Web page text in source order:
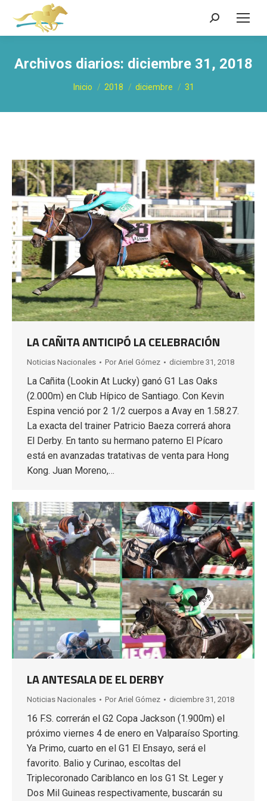
Buscar:
Archivos diarios: diciembre 31, 2018
Estás aquí:
Inicio 2018 diciembre 31
LA CAÑITA ANTICIPÓ LA CELEBRACIÓN
Noticias Nacionales Por Ariel Gómez diciembre 31, 2018
La Cañita (Lookin At Lucky) ganó G1 Las Oaks
(2.000m) en Club Hípico de Santiago. Con Kevin
Espina venció por 2 1/2 cuerpos a Avay en 1.58.27.
La exacta del trainer Patricio Baeza correrá ahora
El Derby. En tanto su hermano paterno El Pícaro
está en avanzadas tratativas de venta para Hong
Kong. Juan Moreno,…
LA ANTESALA DE EL DERBY
Noticias Nacionales Por Ariel Gómez diciembre 31, 2018
16 F.S. correrán el G2 Copa Jackson (1.900m) el
próximo viernes 4 de enero en Valparaíso Sporting.
Ya Primo, cuarto en el G1 El Ensayo, será el
favorito. Balio y Curinao, escoltas del
Triplecoronado Cariblanco en los G1 St. Leger y
Dos Mil Guineas respectivamente, buscarán su